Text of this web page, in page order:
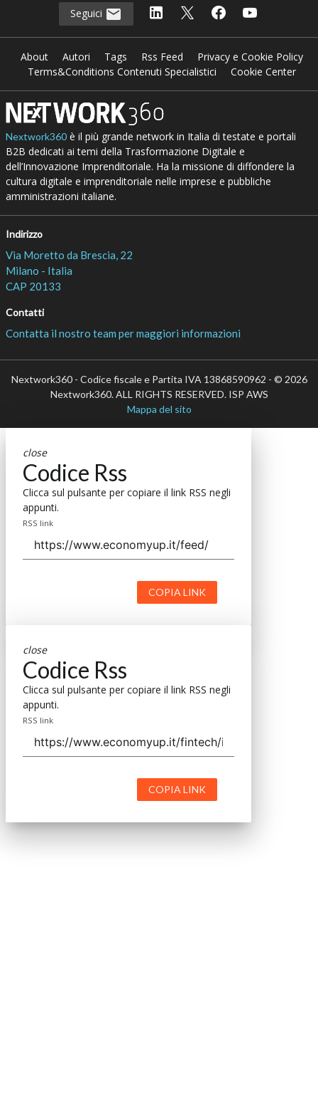
Seguici
About Autori Tags Rss Feed
Privacy e Cookie Policy
Terms&Conditions Contenuti Specialistici
Cookie Center
Nextwork360è il più grande network in Italia di testate e portali
B2B dedicati ai temi della Trasformazione Digitale e
dell’Innovazione Imprenditoriale. Ha la missione di diffondere la
cultura digitale e imprenditoriale nelle imprese e pubbliche
amministrazioni italiane.
Indirizzo
Via Moretto da Brescia, 22
Milano - Italia
CAP 20133
Contatti
Contatta il nostro team per maggiori informazioni
Nextwork360 - Codice fiscale e Partita IVA 13868590962 - © 2026
Nextwork360. ALL RIGHTS RESERVED. ISP AWS
Mappa del sito
close
Codice Rss
Clicca sul pulsante per copiare il link RSS negli
appunti.
RSS link
COPIA LINK
close
Codice Rss
Clicca sul pulsante per copiare il link RSS negli
appunti.
RSS link
COPIA LINK